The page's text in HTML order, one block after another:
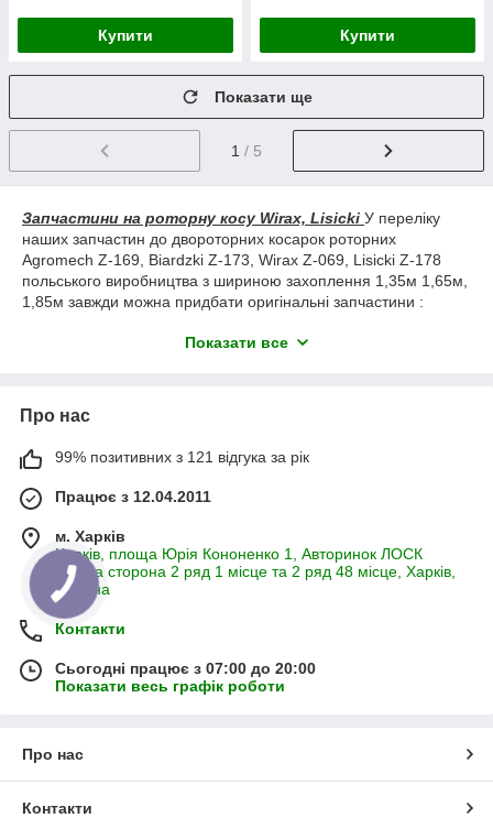
Купити Купити
Показати ще
1 / 5
Запчастини на роторну косу Wirax, Lisicki У переліку
наших запчастин до двороторних косарок роторних
Agromech Z-169, Biardzki Z-173, Wirax Z-069, Lisicki Z-178
польського виробництва з шириною захоплення 1,35м 1,65м,
1,85м завжди можна придбати оригінальні запчастини :
(застосовується на косарках малих розмірів для
і китайських мінітракторів) SPA2832 1,35 в основному
працюючих на тракторах Т-40, Т-25), SPA2932 (ставлять на
косарки зі стандартною шириною захоплення 1,65) та
SPA3150 (ставлять на косарки зі стандартною шириною
захоплення 1,85), ножі провідних світових виробників Granit,
MWS, Balmet, Gerlach, AGV. Так само у нас ви знайдете шківи
3х і 4х струмкові, маточини ротора, тарілки робочі та ковзні,
вали, підшипники та багато іншого до даної техніки
Показати все
Про нас
99% позитивних з 121 відгука за рік
Працює з 12.04.2011
м. Харків
Харків, площа Юрія Кононенко 1, Авторинок ЛОСК
Східна сторона 2 ряд 1 місце та 2 ряд 48 місце, Харків,
Україна
Контакти
Сьогодні працює з 07:00 до 20:00
Показати весь графік роботи
Про нас
Контакти